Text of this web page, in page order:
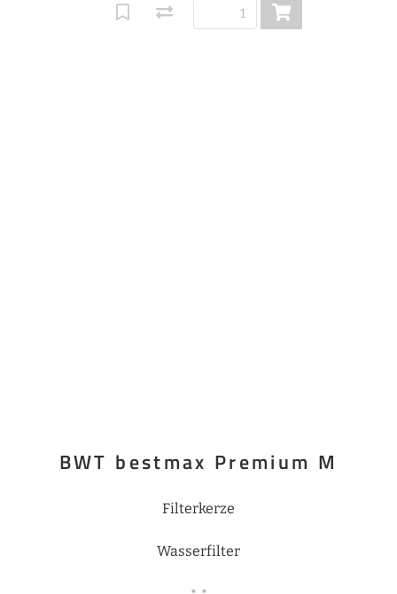
BWT bestmax Premium M
Filterkerze
Wasserfilter